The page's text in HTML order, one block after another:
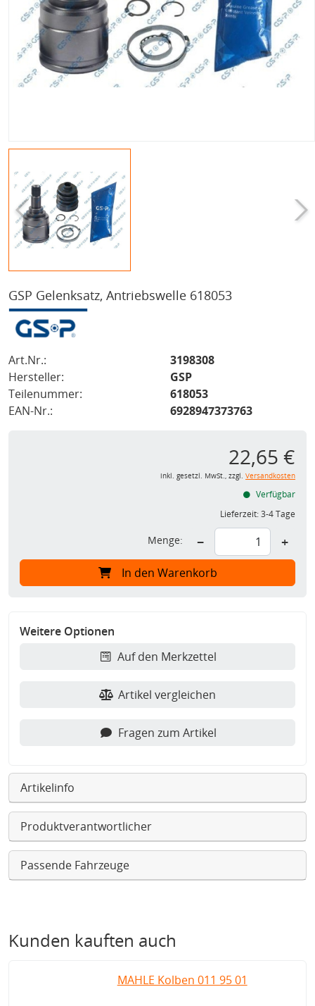
GSP Gelenksatz, Antriebswelle 618053
Art.Nr.:
3198308
Hersteller:
GSP
Teilenummer:
618053
EAN-Nr.:
6928947373763
22,65 €
inkl. gesetzl. MwSt., zzgl. Versandkosten
Verfügbar
Lieferzeit:3-4 Tage
Menge: − +
In den Warenkorb
Weitere Optionen
Auf den Merkzettel
Artikel vergleichen
Fragen zum Artikel
Artikelinfo
Produktverantwortlicher
Passende Fahrzeuge
Kunden kauften auch
MAHLE Kolben 011 95 01